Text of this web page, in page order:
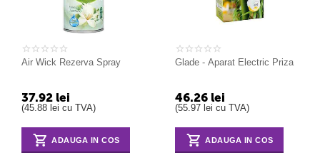
Air Wick Rezerva Spray
37.92 lei
(45.88 lei cu TVA)
ADAUGA IN COS
Glade - Aparat Electric Priza
46.26 lei
(55.97 lei cu TVA)
ADAUGA IN COS